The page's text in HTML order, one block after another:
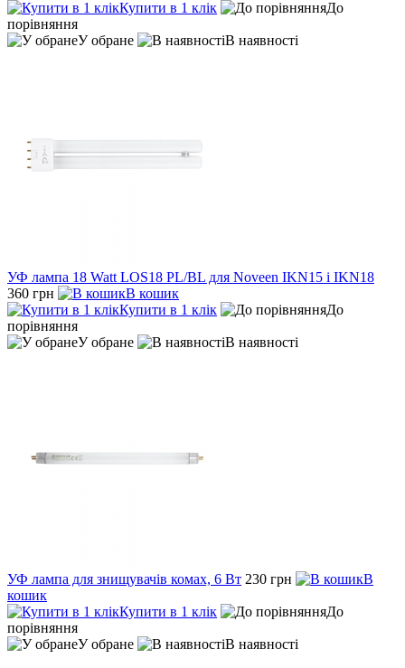
Купити в 1 клік
До
порівняння
У обране
В наявності
УФ лампа 18 Watt LOS18 PL/BL для Noveen IKN15 і IKN18
360 грн
В кошик
Купити в 1 клік
До
порівняння
У обране
В наявності
УФ лампа для знищувачів комах, 6 Вт 230 грн
В
кошик
Купити в 1 клік
До
порівняння
У обране
В наявності